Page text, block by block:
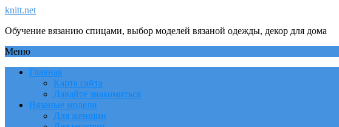
knitt.net
Обучение вязанию спицами, выбор моделей вязаной одежды, декор для дома
Меню
Главная
Карта сайта
Давайте знакомиться
Вязаные модели
Для женщин